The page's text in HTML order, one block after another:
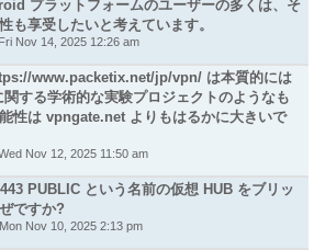
プラットフォームのユーザーの多くは、そ
も享受したいと考えています。
Fri Nov 14, 2025 12:26 am
www.packetix.net/jp/vpn/ は本質的には
する学術的な実験プロジェクトのようなも
性は vpngate.net よりもはるかに大きいで
Nov 12, 2025 11:50 am
PUBLIC という名前の仮想 HUB をブリッ
ですか?
Mon Nov 10, 2025 2:13 pm